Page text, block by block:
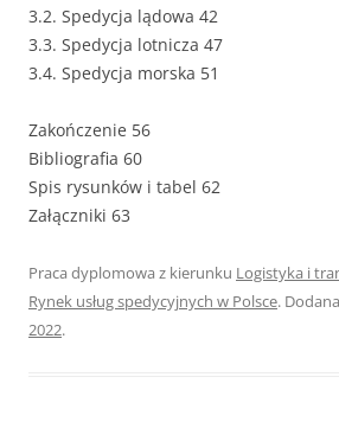
3.2. Spedycja lądowa 42
3.3. Spedycja lotnicza 47
3.4. Spedycja morska 51
Zakończenie 56
Bibliografia 60
Spis rysunków i tabel 62
Załączniki 63
Praca dyplomowa z kierunku Logistyka i
Rynek usług spedycyjnych w Polsce.
2022.